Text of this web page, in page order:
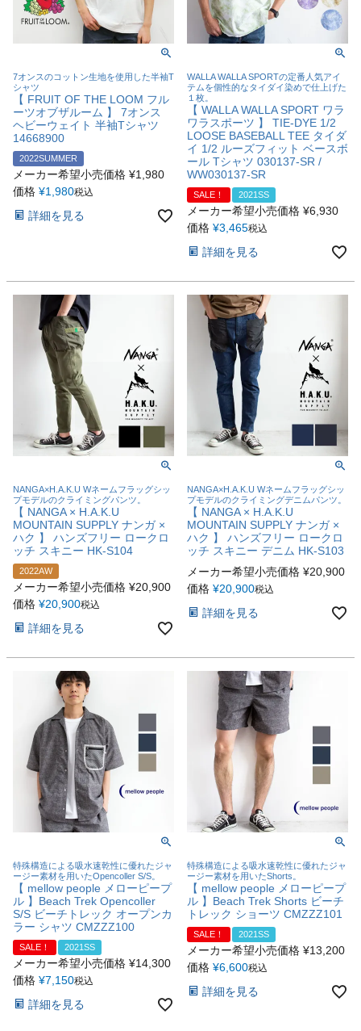
7オンスのコットン生地を使用した半袖T
シャツ
【 FRUIT OF THE LOOM フル
ーツオブザルーム 】 7オンス
ヘビーウェイト 半袖Tシャツ
14668900
2022SUMMER
メーカー希望小売価格 ¥1,980
価格 ¥1,980税込
詳細を見る
WALLA WALLA SPORTの定番人気アイ
テムを個性的なタイダイ染めで仕上げた
１枚。
【 WALLA WALLA SPORT ワラ
ワラスポーツ 】 TIE-DYE 1/2
LOOSE BASEBALL TEE タイダ
イ 1/2 ルーズフィット ベースボ
ール Tシャツ 030137-SR /
WW030137-SR
SALE！ 2021SS
メーカー希望小売価格 ¥6,930
価格 ¥3,465税込
詳細を見る
NANGA×H.A.K.U Wネームフラッグシッ
プモデルのクライミングパンツ。
【 NANGA × H.A.K.U
MOUNTAIN SUPPLY ナンガ ×
ハク 】 ハンズフリー ロークロ
ッチ スキニー HK-S104
2022AW
メーカー希望小売価格 ¥20,900
価格 ¥20,900税込
詳細を見る
NANGA×H.A.K.U Wネームフラッグシッ
プモデルのクライミングデニムパンツ。
【 NANGA × H.A.K.U
MOUNTAIN SUPPLY ナンガ ×
ハク 】 ハンズフリー ロークロ
ッチ スキニー デニム HK-S103
メーカー希望小売価格 ¥20,900
価格 ¥20,900税込
詳細を見る
特殊構造による吸水速乾性に優れたジャ
ージー素材を用いたOpencoller S/S。
【 mellow people メローピープ
ル 】Beach Trek Opencoller
S/S ビーチトレック オープンカ
ラー シャツ CMZZZ100
SALE！ 2021SS
メーカー希望小売価格 ¥14,300
価格 ¥7,150税込
詳細を見る
特殊構造による吸水速乾性に優れたジャ
ージー素材を用いたShorts。
【 mellow people メローピープ
ル 】Beach Trek Shorts ビーチ
トレック ショーツ CMZZZ101
SALE！ 2021SS
メーカー希望小売価格 ¥13,200
価格 ¥6,600税込
詳細を見る